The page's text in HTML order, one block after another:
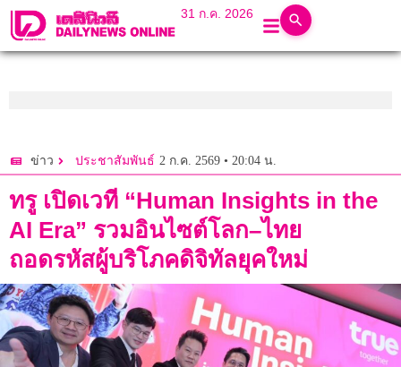
31 ก.ค. 2026
ข่าว ประชาสัมพันธ์ 2 ก.ค. 2569 • 20:04 น.
ทรู เปิดเวที “Human Insights in the
AI Era” รวมอินไซต์โลก–ไทย
ถอดรหัสผู้บริโภคดิจิทัลยุคใหม่